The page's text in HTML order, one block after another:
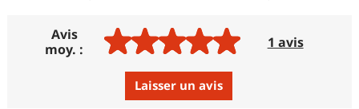
Avis
moy. :
1 avis
Laisser un avis